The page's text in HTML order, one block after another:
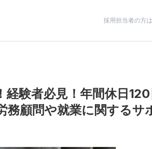
採用担当者の方
経験者必見！年間休日
務顧問や就業に関するサ